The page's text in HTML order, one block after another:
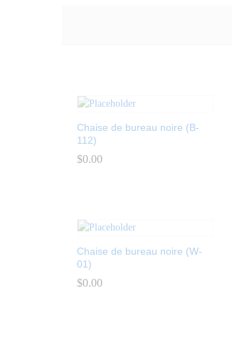
Chaise de bureau noire (B-
112)
$0.00
$0.00
Chaise de bureau noire (W-
01)
$0.00
$0.00